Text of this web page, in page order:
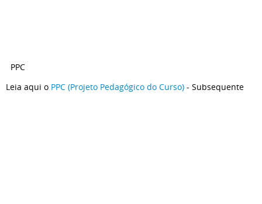
PPC
Leia aqui o PPC (Projeto Pedagógico do Curso) - Subsequente